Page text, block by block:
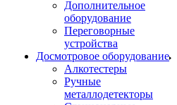
Дополнительное
оборудование
Переговорные
устройства
Досмотровое оборудование
Алкотестеры
Ручные
металлодетекторы